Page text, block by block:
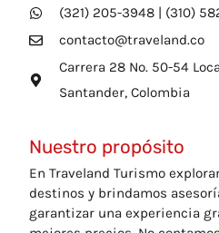
(321) 205-3948 | (310)
contacto@traveland.co
Carrera 28 No. 50-54
Santander, Colombia
Nuestro propósito
En Traveland Turismo
destinos y brindamos
garantizar una experiencia